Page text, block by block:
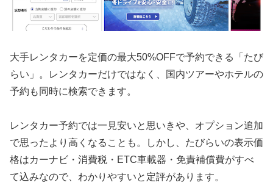
大手レンタカーを定価の最大50%OFFで予約できる「たび
らい」。レンタカーだけではなく、国内ツアーやホテルの
予約も同時に検索できます。
レンタカー予約では一見安いと思いきや、オプション追加
で思ったより高くなることも。しかし、たびらいの表示価
格はカーナビ・消費税・ETC車載器・免責補償費がすべ
て込みなので、わかりやすいと定評があります。